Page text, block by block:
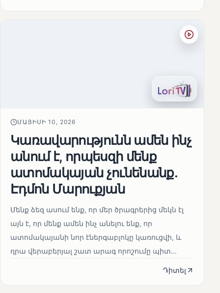
ՄԱՅԻՍԻ 10, 2026
Կառավարությունն ամեն ինչ
անում է, որպեսզի մենք
ատոմակայան չունենանք․
Էդմոն Մարուքյան
Մենք ձեզ ասում ենք, որ մեր ծրագրերից մեկն էլ
այն է, որ մենք ամեն ինչ անելու ենք, որ
ատոմակայանի նոր էներգաբլոկը կառուցվի, և
դրա վերաբերյալ շատ արագ որոշումը պիտ...
Դիտել